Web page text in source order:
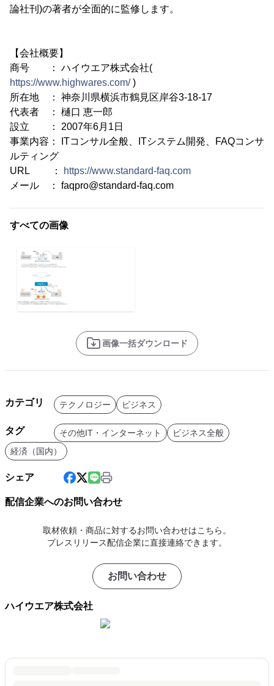
論社刊)の著者が全面的に監修します。
【会社概要】
商号 ： ハイウエア株式会社(
https://www.highwares.com/)
所在地 ： 神奈川県横浜市鶴見区岸谷3-18-17
代表者 ： 樋口 恵一郎
設立 ： 2007年6月1日
事業内容： ITコンサル全般、ITシステム開発、FAQコンサ
ルティング
URL ：
https://www.standard-faq.com
メール ： faqpro@standard-faq.com
すべての画像
画像一括ダウンロード
カテゴリ テクノロジー ビジネス
タグ その他IT・インターネット
ビジネス全般
経済（国内）
シェア
配信企業へのお問い合わせ
取材依頼・商品に対するお問い合わせはこちら。
プレスリリース配信企業に直接連絡できます。
お問い合わせ
ハイウエア株式会社